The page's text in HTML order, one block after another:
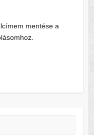
mentése a